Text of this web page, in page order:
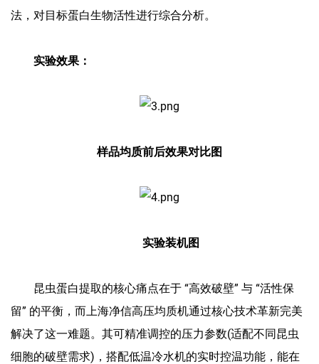
法，对目标蛋白生物活性进行综合分析。
实验效果：
样品均质前后效果对比图
实验装机图
昆虫蛋白提取的核心痛点在于 “高效破壁” 与 “活性保
留” 的平衡，而上海净信高压均质机通过核心技术革新完美
解决了这一难题。其可精准调控的压力参数(适配不同昆虫
细胞的破壁需求)，搭配低温冷水机的实时控温功能，能在